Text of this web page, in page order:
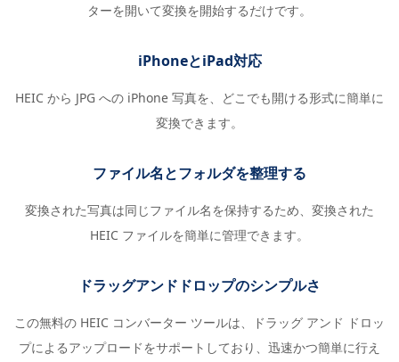
ターを開いて変換を開始するだけです。
iPhoneとiPad対応
HEIC から JPG への iPhone 写真を、どこでも開ける形式に簡単に
変換できます。
ファイル名とフォルダを整理する
変換された写真は同じファイル名を保持するため、変換された
HEIC ファイルを簡単に管理できます。
ドラッグアンドドロップのシンプルさ
この無料の HEIC コンバーター ツールは、ドラッグ アンド ドロッ
プによるアップロードをサポートしており、迅速かつ簡単に行え